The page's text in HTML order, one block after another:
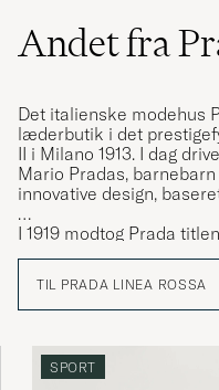
Andet fra
Det italienske modehus
læderbutik i det
II i Milano 1913. I dag
Mario Pradas,
innovative design,
I 1919 modtog Prada
italienske hof. Denne
som knudedesignet i
varemærket til et
TIL PRADA LINEA ROSSA
SPORT